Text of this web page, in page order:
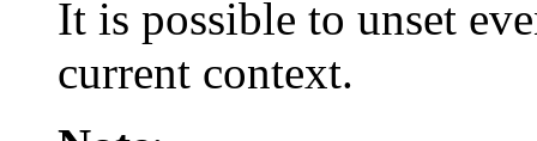
It is possible to unset
current context.